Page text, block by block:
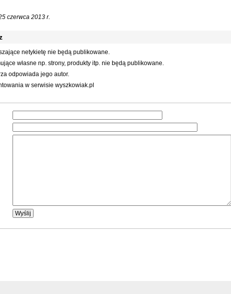
czerwca 2013 r.
netykietę nie będą publikowane.
własne np. strony, produkty itp. nie będą publikowane.
odpowiada jego autor.
w serwisie wyszkowiak.pl